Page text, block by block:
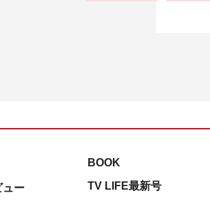
ュー
BOOK
TV LIFE最新号